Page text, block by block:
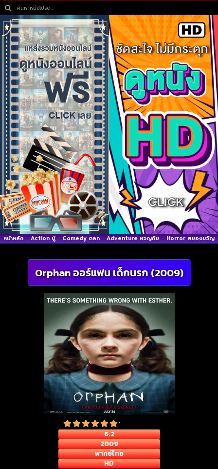
หน้าหลัก Action บู๊ Comedy ตลก Adventure ผจญภัย Horror สยองขวัญ
Orphan ออร์แฟน เด็กนรก (2009)
6.2
2009
พากย์ไทย
HD